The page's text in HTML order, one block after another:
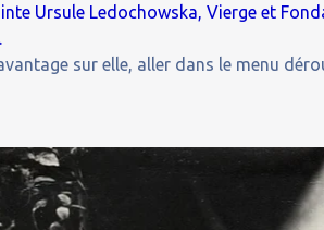
Ursule Ledochowska, Vierge et
sur elle, aller dans le menu